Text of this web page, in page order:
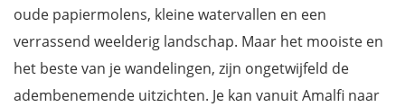
oude papiermolens, kleine watervallen en een
verrassend weelderig landschap. Maar het mooiste en
het beste van je wandelingen, zijn ongetwijfeld de
adembenemende uitzichten. Je kan vanuit Amalfi naar